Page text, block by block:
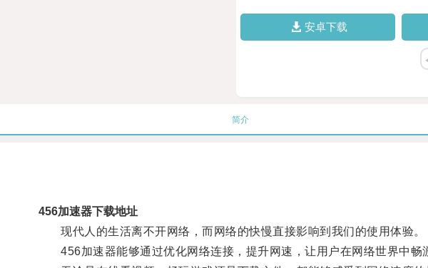
安卓下载
简介
456加速器下载地址
现代人的生活离不开网络，而网络的快慢直接影响到我们的使用体验。
456加速器能够通过优化网络连接，提升网速，让用户在网络世界中畅